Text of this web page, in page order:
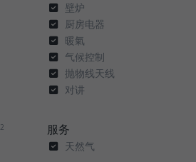
2
壁炉
厨房电器
暖氣
气候控制
抛物线天线
对讲
服务
天然气